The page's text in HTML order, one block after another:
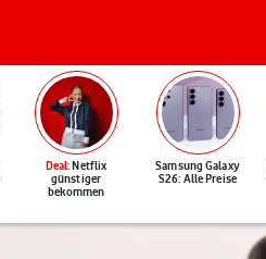
Deal: Netflix
günstiger
bekommen
Samsung Galaxy
S26: Alle Preise